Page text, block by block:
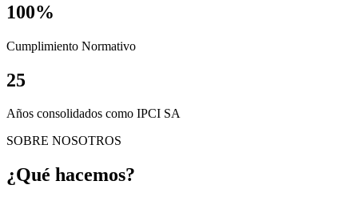
100%
Cumplimiento Normativo
25
Años consolidados como IPCI SA
SOBRE NOSOTROS
¿Qué hacemos?